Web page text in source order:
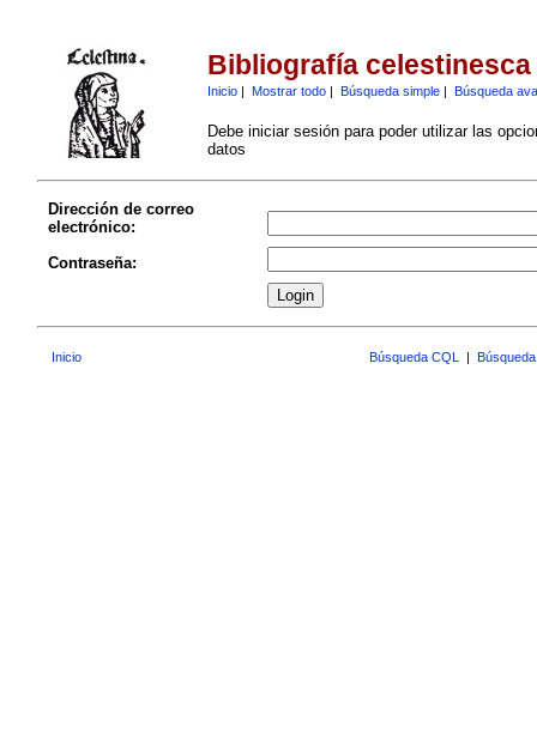
Bibliografía celestinesca
Inicio| Mostrar todo| Búsqueda simple| Búsqueda
Debe iniciar sesión para poder utilizar las
datos
Dirección de correo
electrónico:
Contraseña:
Inicio Búsqueda CQL |